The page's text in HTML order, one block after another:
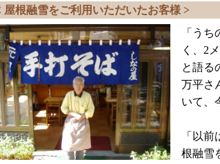
屋根融雪をご利用いただいたお客様 >
「う
く、2
と語る
万平さ
いて、
「以
根融雪